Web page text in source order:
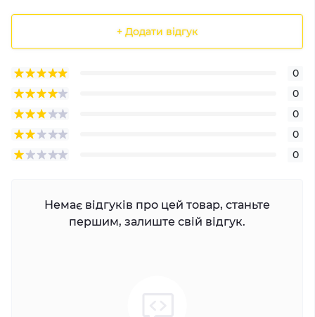
+ Додати відгук
0
0
0
0
0
Немає відгуків про цей товар, станьте
першим, залиште свій відгук.